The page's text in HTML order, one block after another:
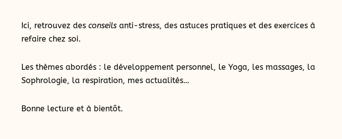
Ici, retrouvez des conseilsanti-stress, des astuces pratiques et des exercices à
refaire chez soi.
Les thèmes abordés : le développement personnel, le Yoga, les massages, la
Sophrologie, la respiration, mes actualités…
Bonne lecture et à bientôt.